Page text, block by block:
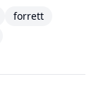
forrett